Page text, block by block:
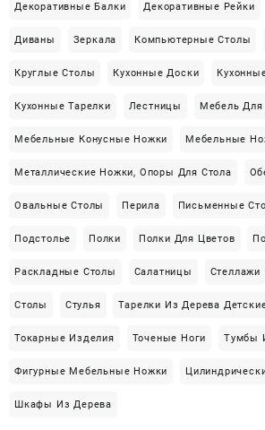
Декоративные Балки Декоративные Рейки
Диваны Зеркала Компьютерные Столы
Круглые Столы Кухонные Доски
Кухонные Тарелки Лестницы Мебель
Мебельные Конусные Ножки Мебельные
Металлические Ножки, Опоры Для Стола
Овальные Столы Перила Письменные
Подстолье Полки Полки Для Цветов
Раскладные Столы Салатницы Стеллажи
Столы Стулья Тарелки Из Дерева
Токарные Изделия Точеные Ноги Тумбы
Фигурные Мебельные Ножки
Шкафы Из Дерева